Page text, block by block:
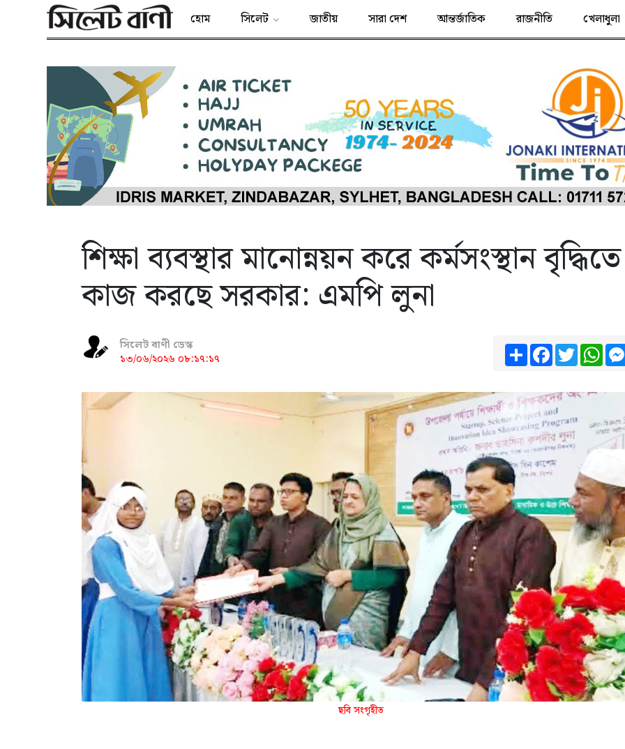
হোম সিলেট জাতীয় সারা দেশ আন্তর্জাতিক রাজনীতি খেলাধুলা
শিক্ষা ব্যবস্থার মানোন্নয়ন করে কর্মসংস্থান বৃদ্ধিতে
কাজ করছে সরকার: এমপি লুনা
সিলেট বাণী ডেস্ক
১৩/০৬/২০২৬ ০৮:১৭:১৭
ShareFacebook
Twitter
ছবি সংগৃহীত